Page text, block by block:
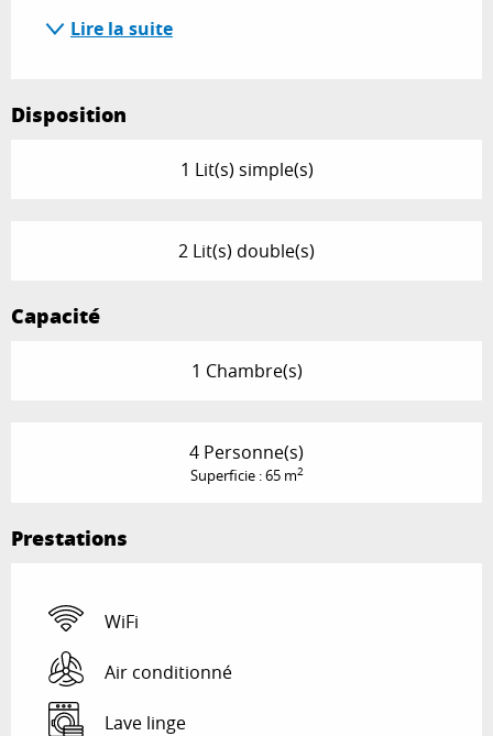
Lire la suite
Disposition
1 Lit(s) simple(s)
2 Lit(s) double(s)
Capacité
1 Chambre(s)
4 Personne(s)
Superficie : 65 m2
Prestations
WiFi
Air conditionné
Lave linge